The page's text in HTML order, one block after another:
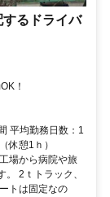
るドライバ
！
平均勤務日数：1
休憩1ｈ）
場から病院や旅
2ｔトラック、
トは固定なの